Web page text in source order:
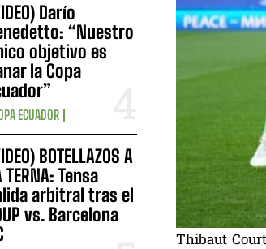
Darío
“Nuestro
objetivo es
la Copa
ECUADOR
BOTELLAZOS A
TERNA: Tensa
arbitral tras el
vs. Barcelona
Thibaut